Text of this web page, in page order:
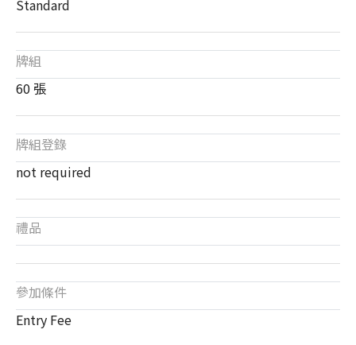
Standard
牌組
60 張
牌組登錄
not required
禮品
參加條件
Entry Fee